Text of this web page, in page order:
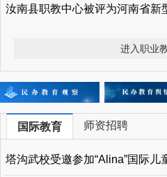
进入职业
国际教育 师资招聘
塔沟武校受邀参加“Alina”国际儿